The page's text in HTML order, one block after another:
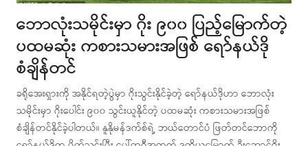
ဘောလုံးသမိုင်းမှာ ဂိုး ၉၀၀ ပြည့်မြောက်တဲ့
ပထမဆုံး ကစားသမားအဖြစ် ရော်နယ်ဒို
စံချိန်တင်
ခရိုအေးရှားကို အနိုင်ရတဲ့ပွဲမှာ ဂိုးသွင်းနိုင်ခဲ့တဲ့ ရော်နယ်ဒိုဟာ ဘောလုံး
သမိုင်းမှာ ဂိုးပေါင်း ၉၀၀ သွင်းယူနိုင်တဲ့ ပထမဆုံး ကစားသမားအဖြစ်
စံချိန်တင်နိုင်ခဲ့ပါတယ်။ နူနိုမန်ဒက်စ်ရဲ့ ဘယ်တောင်ပံ ဖြတ်တင်ဘောကို